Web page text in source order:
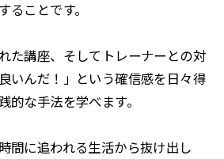
することです。
た講座、そしてトレーナーとの対
いんだ！」という確信感を日々得
的な手法を学べます。
間に追われる生活から抜け出し